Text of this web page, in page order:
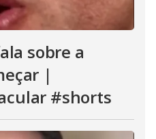
sobre a
|
#shorts